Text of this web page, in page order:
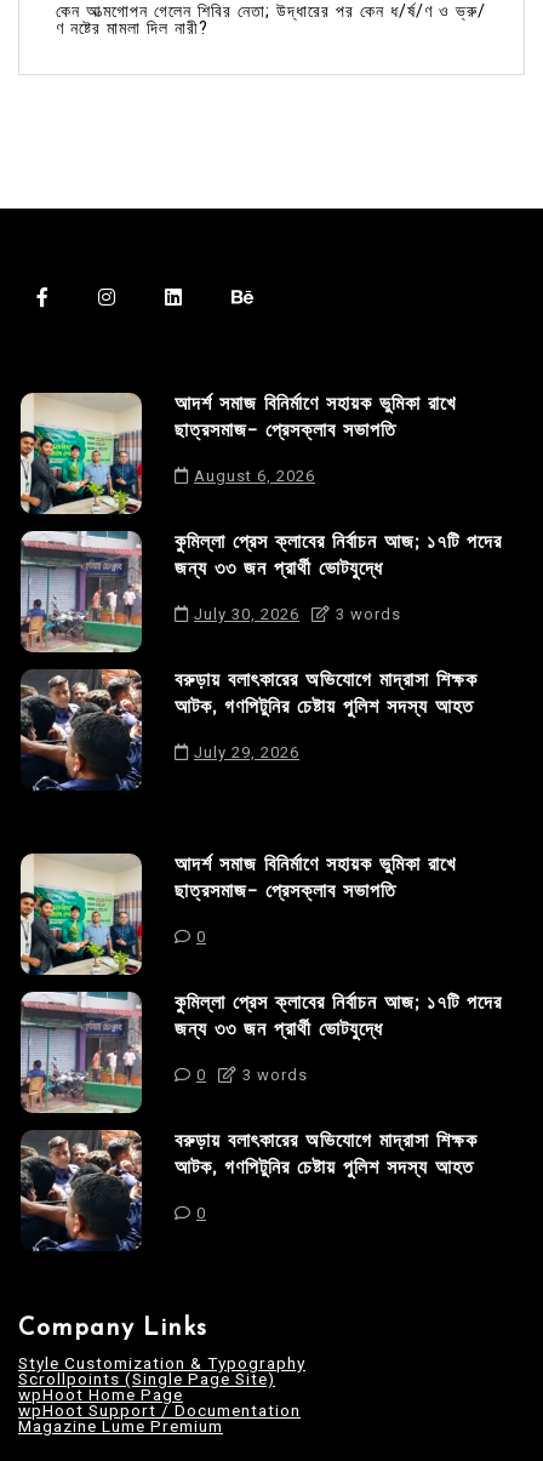
কেন আত্মগোপন গেলেন শিবির নেতা; উদ্ধারের পর কেন ধ/র্ষ/ণ ও ভ্রু/
ণ নষ্টের মামলা দিল নারী?
আদর্শ সমাজ বিনির্মাণে সহায়ক ভুমিকা রাখে
ছাত্রসমাজ- প্রেসক্লাব সভাপতি
August 6, 2026
কুমিল্লা প্রেস ক্লাবের নির্বাচন আজ; ১৭টি পদের
জন্য ৩৩ জন প্রার্থী ভোটযুদ্ধে
July 30, 2026 3 words
বরুড়ায় বলাৎকারের অভিযোগে মাদ্রাসা শিক্ষক
আটক, গণপিটুনির চেষ্টায় পুলিশ সদস্য আহত
July 29, 2026
আদর্শ সমাজ বিনির্মাণে সহায়ক ভুমিকা রাখে
ছাত্রসমাজ- প্রেসক্লাব সভাপতি
0
কুমিল্লা প্রেস ক্লাবের নির্বাচন আজ; ১৭টি পদের
জন্য ৩৩ জন প্রার্থী ভোটযুদ্ধে
0 3 words
বরুড়ায় বলাৎকারের অভিযোগে মাদ্রাসা শিক্ষক
আটক, গণপিটুনির চেষ্টায় পুলিশ সদস্য আহত
0
Company Links
Style Customization & Typography
Scrollpoints (Single Page Site)
wpHoot Home Page
wpHoot Support / Documentation
Magazine Lume Premium